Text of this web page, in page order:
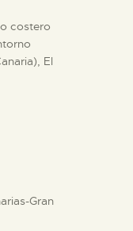
costero
El
Gran